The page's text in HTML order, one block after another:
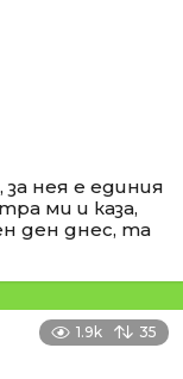
нея е единия
ми и каза,
ден днес, та
1.9k 35